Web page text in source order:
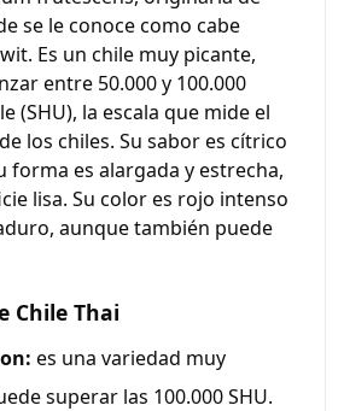
se le conoce como cabe
Es un chile muy picante,
entre 50.000 y 100.000
(SHU), la escala que mide el
los chiles. Su sabor es cítrico
forma es alargada y estrecha,
lisa. Su color es rojo intenso
aunque también puede
Chile Thai
es una variedad muy
superar las 100.000 SHU.